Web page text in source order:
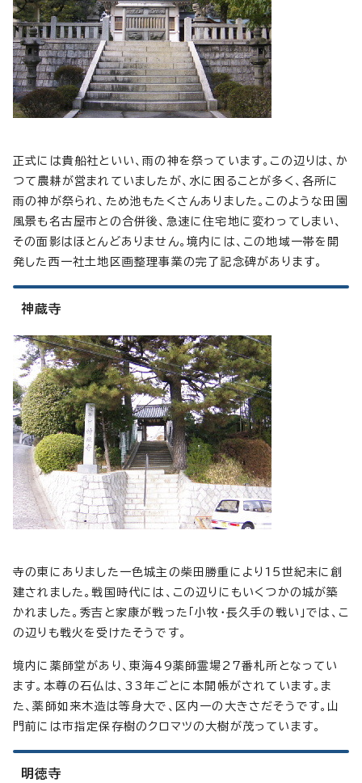
正式には貴船社といい、雨の神を祭っています。この辺りは、か
つて農耕が営まれていましたが、水に困ることが多く、各所に
雨の神が祭られ、ため池もたくさんありました。このような田園
風景も名古屋市との合併後、急速に住宅地に変わってしまい、
その面影はほとんどありません。境内には、この地域一帯を開
発した西一社土地区画整理事業の完了記念碑があります。
神蔵寺
寺の東にありました一色城主の柴田勝重により15世紀末に創
建されました。戦国時代には、この辺りにもいくつかの城が築
かれました。秀吉と家康が戦った「小牧・長久手の戦い」では、こ
の辺りも戦火を受けたそうです。
境内に薬師堂があり、東海49薬師霊場27番札所となってい
ます。本尊の石仏は、33年ごとに本開帳がされています。ま
た、薬師如来木造は等身大で、区内一の大きさだそうです。山
門前には市指定保存樹のクロマツの大樹が茂っています。
明徳寺